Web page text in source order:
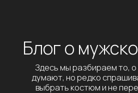
реально важно в посадке, а что —
Какие ткани живут годами, а какие — один
сезон.